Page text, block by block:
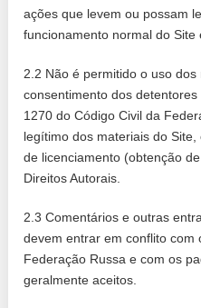
ações que levem ou possam
funcionamento normal do Site
2.2 Não é permitido o uso
consentimento dos
1270 do Código Civil da
legítimo dos materiais do
de licenciamento (obtenção
Direitos Autorais.
2.3 Comentários e outras
devem entrar em conflito com
Federação Russa e com os
geralmente aceitos.